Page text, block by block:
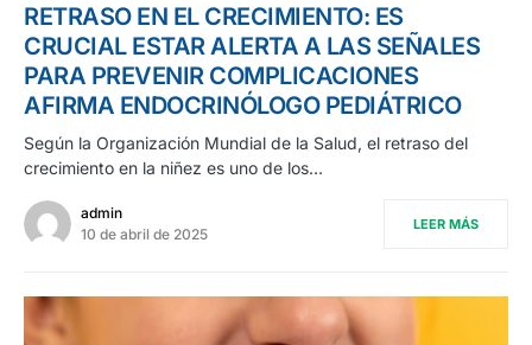
RETRASO EN EL CRECIMIENTO: ES
CRUCIAL ESTAR ALERTA A LAS SEÑALES
PARA PREVENIR COMPLICACIONES
AFIRMA ENDOCRINÓLOGO PEDIÁTRICO
Según la Organización Mundial de la Salud, el retraso del
crecimiento en la niñez es uno de los…
admin
10 de abril de 2025
LEER MÁS